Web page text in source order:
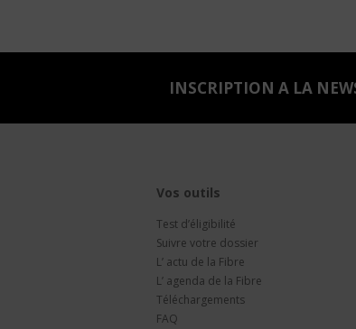
INSCRIPTION A LA
Vos outils
Test d’éligibilité
Suivre votre dossier
L’ actu de la Fibre
L’ agenda de la Fibre
Téléchargements
FAQ